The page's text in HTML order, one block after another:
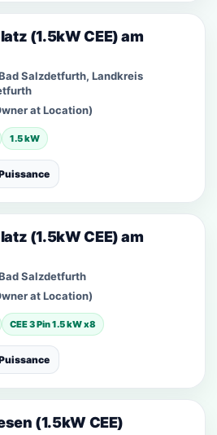
(1.5kW CEE) am
Salzdetfurth, Landkreis
at Location)
1.5 kW
(1.5kW CEE) am
Salzdetfurth
at Location)
CEE 3 Pin 1.5 kW x8
(1.5kW CEE)